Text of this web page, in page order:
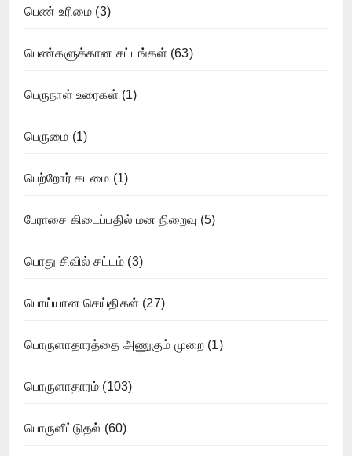
பெண் உரிமை (3)
பெண்களுக்கான சட்டங்கள் (63)
பெருநாள் உரைகள் (1)
பெருமை (1)
பெற்றோர் கடமை (1)
பேராசை கிடைப்பதில் மன நிறைவு (5)
பொது சிவில் சட்டம் (3)
பொய்யான செய்திகள் (27)
பொருளாதாரத்தை அணுகும் முறை (1)
பொருளாதாரம் (103)
பொருளீட்டுதல் (60)